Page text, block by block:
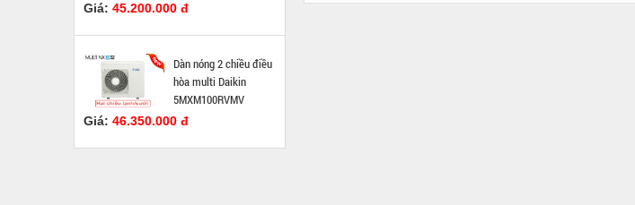
Giá: 45.200.000 đ
Dàn nóng 2 chiều điều
hòa multi Daikin
5MXM100RVMV
Giá: 46.350.000 đ